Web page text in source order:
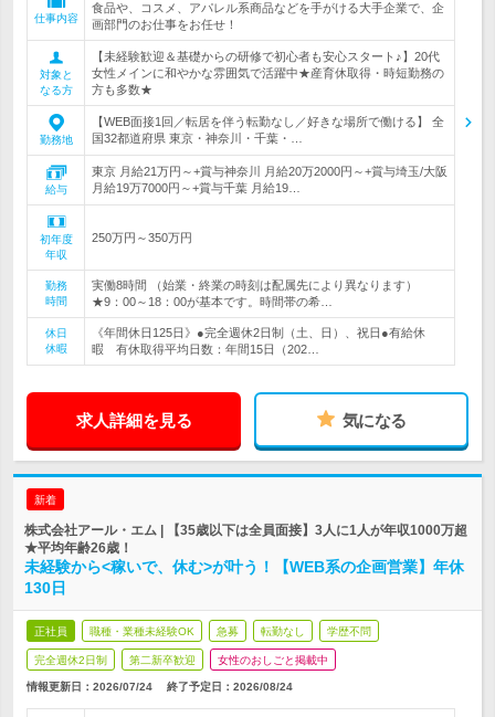
仕事内容
食品や、コスメ、アパレル系商品などを手がける大手企業で、企
画部門のお仕事をお任せ！
対象と
なる方
【未経験歓迎＆基礎からの研修で初心者も安心スタート♪】20代
女性メインに和やかな雰囲気で活躍中★産育休取得・時短勤務の
方も多数★
勤務地
【WEB面接1回／転居を伴う転勤なし／好きな場所で働ける】 全
国32都道府県 東京・神奈川・千葉・…
給与
東京 月給21万円～+賞与神奈川 月給20万2000円～+賞与埼玉/大阪
月給19万7000円～+賞与千葉 月給19…
初年度
年収
250万円～350万円
勤務
時間
実働8時間 （始業・終業の時刻は配属先により異なります）
★9：00～18：00が基本です。時間帯の希…
休日
休暇
《年間休日125日》●完全週休2日制（土、日）、祝日●有給休
暇 有休取得平均日数：年間15日（202…
求人詳細を見る 気になる
新着
株式会社アール・エム | 【35歳以下は全員面接】3人に1人が年収1000万超
★平均年齢26歳！
未経験から<稼いで、休む>が叶う！【WEB系の企画営業】年休
130日
正社員 職種・業種未経験OK 急募 転勤なし 学歴不問
完全週休2日制 第二新卒歓迎 女性のおしごと掲載中
情報更新日：2026/07/24 終了予定日： 2026/08/24